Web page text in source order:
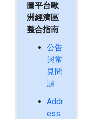
圖平台歐
洲經濟區
整合指南
公告
與常
見問
題
Addr
ess